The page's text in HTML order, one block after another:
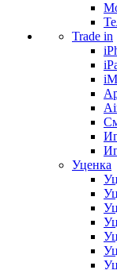
Trade in
Уценка